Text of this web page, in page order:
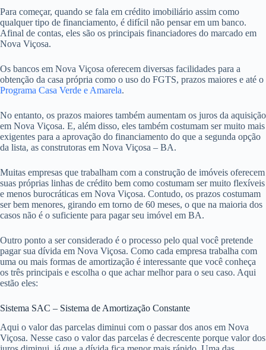
Para começar, quando se fala em crédito imobiliário assim como
qualquer tipo de financiamento, é difícil não pensar em um banco.
Afinal de contas, eles são os principais financiadores do marcado em
Nova Viçosa.
Os bancos em Nova Viçosa oferecem diversas facilidades para a
obtenção da casa própria como o uso do FGTS, prazos maiores e até o
Programa Casa Verde e Amarela.
No entanto, os prazos maiores também aumentam os juros da aquisição
em Nova Viçosa. E, além disso, eles também costumam ser muito mais
exigentes para a aprovação do financiamento do que a segunda opção
da lista, as construtoras em Nova Viçosa – BA.
Muitas empresas que trabalham com a construção de imóveis oferecem
suas próprias linhas de crédito bem como costumam ser muito flexíveis
e menos burocráticas em Nova Viçosa. Contudo, os prazos costumam
ser bem menores, girando em torno de 60 meses, o que na maioria dos
casos não é o suficiente para pagar seu imóvel em BA.
Outro ponto a ser considerado é o processo pelo qual você pretende
pagar sua dívida em Nova Viçosa. Como cada empresa trabalha com
uma ou mais formas de amortização é interessante que você conheça
os três principais e escolha o que achar melhor para o seu caso. Aqui
estão eles:
Sistema SAC – Sistema de Amortização Constante
Aqui o valor das parcelas diminui com o passar dos anos em Nova
Viçosa. Nesse caso o valor das parcelas é decrescente porque valor dos